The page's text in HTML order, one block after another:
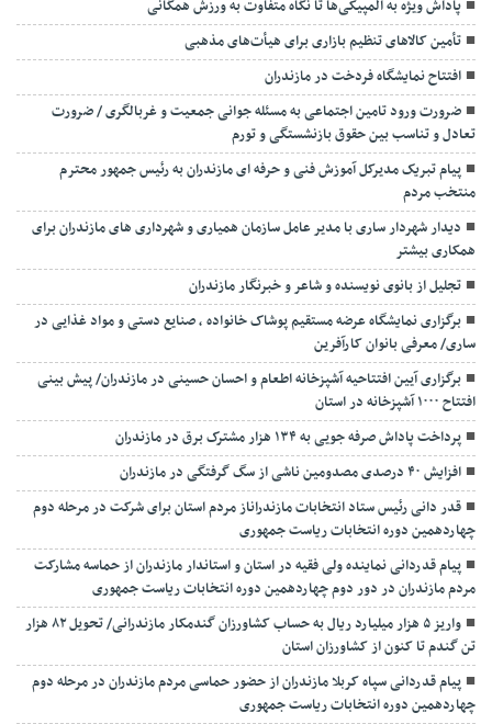
پاداش ویژه به المپیکی‌ها تا نگاه متفاوت به ورزش همگانی
تأمین کالاهای تنظیم بازاری برای هیأت‌های مذهبی
افتتاح نمایشگاه فردخت در مازندران
ضرورت ورود تامین اجتماعی به مسئله جوانی جمعیت و غربالگری / ضرورت
تعادل و تناسب بین حقوق بازنشستگی و تورم
پیام تبریک مدیرکل آموزش فنی و حرفه ای مازندران به رئیس جمهور محترم
منتخب مردم
دیدار شهردار ساری با مدیر عامل سازمان همیاری و شهرداری های مازندران برای
همکاری بیشتر
تجلیل از بانوی نویسنده و شاعر و خبرنگار مازندران
برگزاری نمایشگاه عرضه مستقیم پوشاک خانواده ، صنایع دستی و مواد غذایی در
ساری/ معرفی بانوان کارآفرین
برگزاری آیین افتتاحیه آشپزخانه اطعام و احسان حسینی در مازندران/ پیش بینی
افتتاح ۱۰۰۰ آشپزخانه در استان
پرداخت پاداش صرفه جویی به ۱۳۴ هزار مشترک برق در مازندران
افزایش ۴۰ درصدی مصدومین ناشی از سگ گرفتگی در مازندران
قدر دانی رئیس ستاد انتخابات مازندراناز مردم استان برای شرکت در مرحله دوم
چهاردهمین دوره انتخابات ریاست جمهوری
پیام قدردانی نماینده ولی فقیه در استان و استاندار مازندران از حماسه مشارکت
مردم مازندران در دور دوم چهاردهمین دوره انتخابات ریاست جمهوری
واریز ۵ هزار میلیارد ریال به حساب کشاورزان گندمکار مازندرانی/ تحویل ۸۲ هزار
تن گندم تا کنون از کشاورزان استان
پیام قدردانی سپاه کربلا مازندران از حضور حماسی مردم مازندران در مرحله دوم
چهاردهمین دوره انتخابات ریاست جمهوری